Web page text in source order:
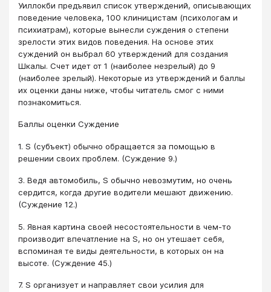
Уиллокби предъявил список утверждений, описывающих
поведение человека, 100 клиницистам (психологам и
психиатрам), которые вынесли суждения о степени
зрелости этих видов поведения. На основе этих
суждений он выбрал 60 утверждений для создания
Шкалы. Счет идет от 1 (наиболее незрелый) до 9
(наиболее зрелый). Некоторые из утверждений и баллы
их оценки даны ниже, чтобы читатель смог с ними
познакомиться.
Баллы оценки Суждение
1. S (субъект) обычно обращается за помощью в
решении своих проблем. (Суждение 9.)
3. Ведя автомобиль, S обычно невозмутим, но очень
сердится, когда другие водители мешают движению.
(Суждение 12.)
5. Явная картина своей несостоятельности в чем-то
производит впечатление на S, но он утешает себя,
вспоминая те виды деятельности, в которых он на
высоте. (Суждение 45.)
7. S организует и направляет свои усилия для